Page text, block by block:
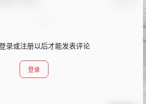
录或注册以后才能发表评论
登录